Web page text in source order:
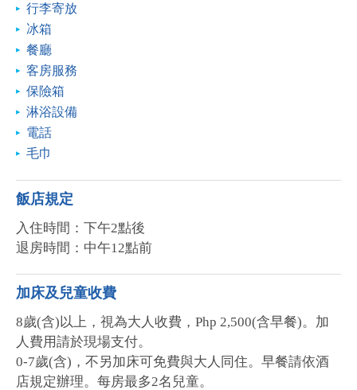
行李寄放
冰箱
餐廳
客房服務
保險箱
淋浴設備
電話
毛巾
飯店規定
入住時間：下午2點後
退房時間：中午12點前
加床及兒童收費
8歲(含)以上，視為大人收費，Php 2,500(含早餐)。加
人費用請於現場支付。
0-7歲(含)，不另加床可免費與大人同住。早餐請依酒
店規定辦理。每房最多2名兒童。